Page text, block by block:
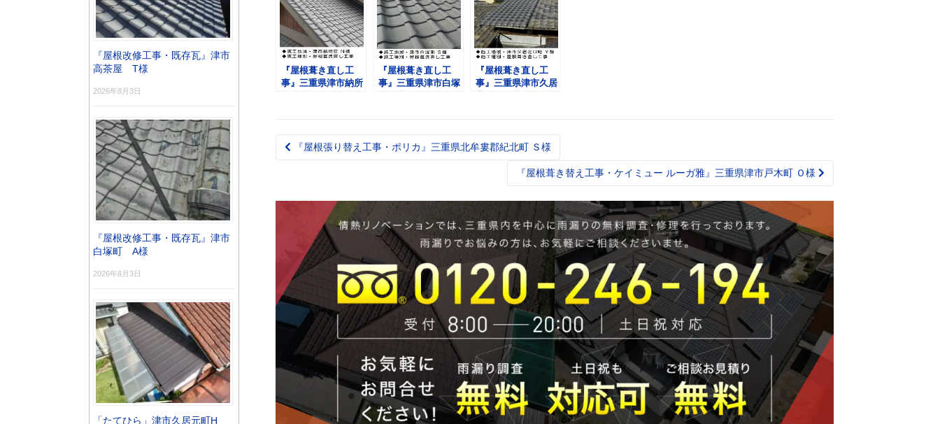
『屋根葺き直し工
事』三重県津市納所
『屋根葺き直し工
事』三重県津市白塚
『屋根葺き直し工
事』三重県津市久居
Post
『屋根張り替え工事・ポリカ』三重県北牟婁郡紀北町 Ｓ様
『屋根葺き替え工事・ケイミュー ルーガ雅』三重県津市戸木町 Ｏ様
『屋根改修工事・既存瓦』津市
高茶屋 T様
2026年8月3日
『屋根改修工事・既存瓦』津市
白塚町 A様
2026年8月3日
「たてひら」津市久居元町H